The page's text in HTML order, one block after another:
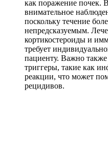
как поражение почек.
внимательное
поскольку течение
непредсказуемым.
кортикостероиды и
требует
пациенту. Важно
триггеры, такие как
реакции, что может
рецидивов.